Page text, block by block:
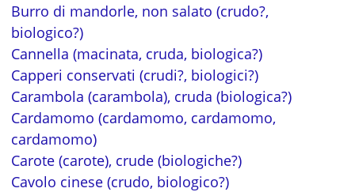
Burro di mandorle, non salato (crudo?,
biologico?)
Cannella (macinata, cruda, biologica?)
Capperi conservati (crudi?, biologici?)
Carambola (carambola), cruda (biologica?)
Cardamomo (cardamomo, cardamomo,
cardamomo)
Carote (carote), crude (biologiche?)
Cavolo cinese (crudo, biologico?)